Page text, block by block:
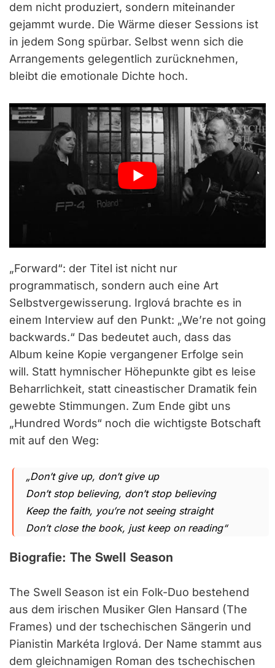
dem nicht produziert, sondern miteinander
gejammt wurde. Die Wärme dieser Sessions ist
in jedem Song spürbar. Selbst wenn sich die
Arrangements gelegentlich zurücknehmen,
bleibt die emotionale Dichte hoch.
„Forward“: der Titel ist nicht nur
programmatisch, sondern auch eine Art
Selbstvergewisserung. Irglová brachte es in
einem Interview auf den Punkt: „We’re not going
backwards.“ Das bedeutet auch, dass das
Album keine Kopie vergangener Erfolge sein
will. Statt hymnischer Höhepunkte gibt es leise
Beharrlichkeit, statt cineastischer Dramatik fein
gewebte Stimmungen. Zum Ende gibt uns
„Hundred Words“ noch die wichtigste Botschaft
mit auf den Weg:
„Don’t give up, don’t give up
Don’t stop believing, don’t stop believing
Keep the faith, you’re not seeing straight
Don’t close the book, just keep on reading“
Biografie: The Swell Season
The Swell Season ist ein Folk-Duo bestehend
aus dem irischen Musiker Glen Hansard (The
Frames) und der tschechischen Sängerin und
Pianistin Markéta Irglová. Der Name stammt aus
dem gleichnamigen Roman des tschechischen